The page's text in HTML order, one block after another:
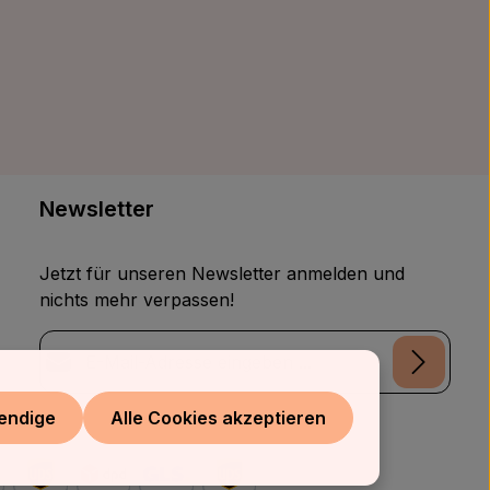
Newsletter
Jetzt für unseren Newsletter anmelden und
nichts mehr verpassen!
E-Mail-Adresse*
Datenschutz
Ich habe dieDatenschutzbestimmungen
gelesen und
Die mit einem Stern (*) markierten Felder sind
Alle Cookies akzeptieren